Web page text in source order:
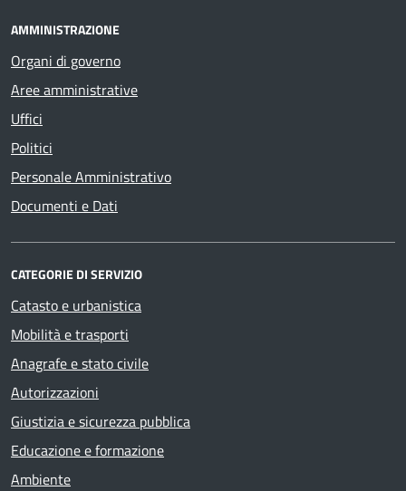
AMMINISTRAZIONE
Organi di governo
Aree amministrative
Uffici
Politici
Personale Amministrativo
Documenti e Dati
CATEGORIE DI SERVIZIO
Catasto e urbanistica
Mobilità e trasporti
Anagrafe e stato civile
Autorizzazioni
Giustizia e sicurezza pubblica
Educazione e formazione
Ambiente